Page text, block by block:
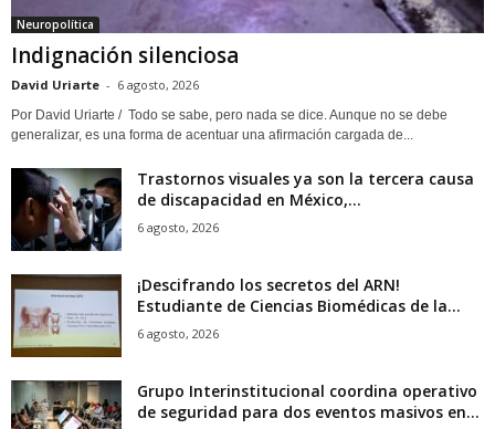
Neuropolítica
Indignación silenciosa
David Uriarte - 6 agosto, 2026
Por David Uriarte / Todo se sabe, pero nada se dice. Aunque no se debe
generalizar, es una forma de acentuar una afirmación cargada de...
Trastornos visuales ya son la tercera causa
de discapacidad en México,...
6 agosto, 2026
¡Descifrando los secretos del ARN!
Estudiante de Ciencias Biomédicas de la...
6 agosto, 2026
Grupo Interinstitucional coordina operativo
de seguridad para dos eventos masivos en...